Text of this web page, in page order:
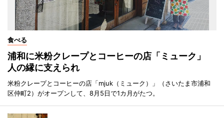
食べる
浦和に米粉クレープとコーヒーの店「ミューク」
人の縁に支えられ
米粉クレープとコーヒーの店「mjuk（ミューク）」（さいたま市浦和
区仲町2）がオープンして、8月5日で1カ月がたつ。